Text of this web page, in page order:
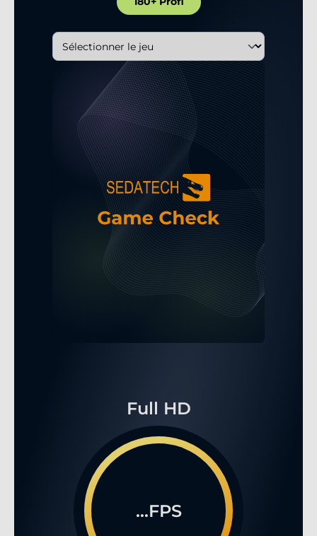
Full HD
...FPS